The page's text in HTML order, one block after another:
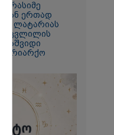
ერთად
ლატარიას